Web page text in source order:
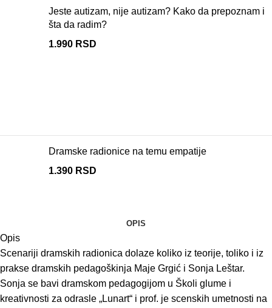
Jeste autizam, nije autizam? Kako da prepoznam i
šta da radim?
1.990 RSD
Dramske radionice na temu empatije
1.390 RSD
OPIS
Opis
Scenariji dramskih radionica dolaze koliko iz teorije, toliko i iz
prakse dramskih pedagoškinja Maje Grgić i Sonja Leštar.
Sonja se bavi dramskom pedagogijom u Školi glume i
kreativnosti za odrasle „Lunart“ i prof. je scenskih umetnosti na